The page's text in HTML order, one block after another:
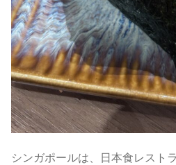
シンガポールは、日本食レスト